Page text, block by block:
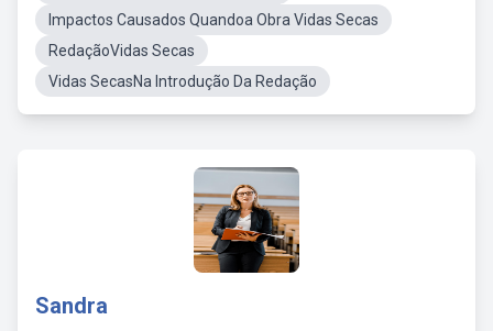
Impactos Causados Quandoa Obra Vidas Secas
RedaçãoVidas Secas
Vidas SecasNa Introdução Da Redação
Sandra